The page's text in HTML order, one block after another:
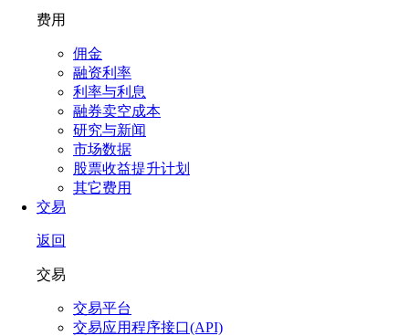
费用
佣金
融资利率
利率与利息
融券卖空成本
研究与新闻
市场数据
股票收益提升计划
其它费用
交易
返回
交易
交易平台
交易应用程序接口(API)